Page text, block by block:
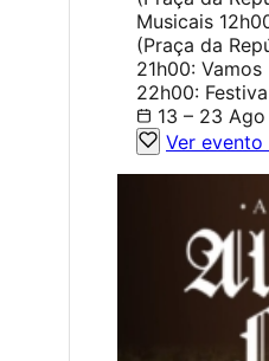
Musicais
(Praça da
21h00:
22h00:
13 – 23 Ago
Ver